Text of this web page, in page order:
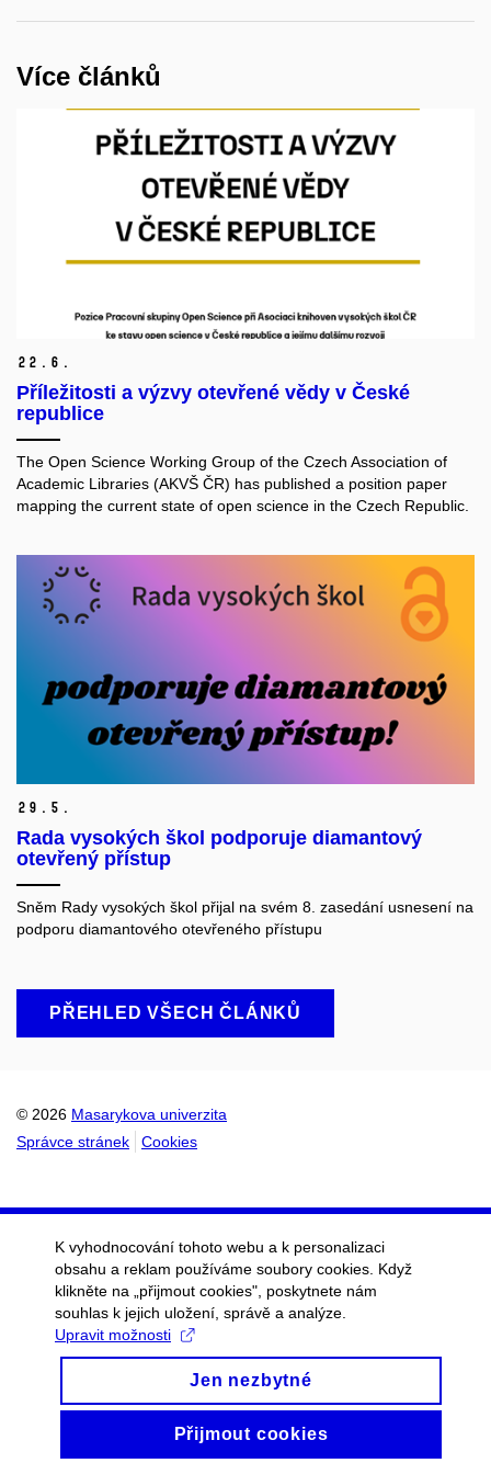
Více článků
22. 6.
Příležitosti a výzvy otevřené vědy v České
republice
The Open Science Working Group of the Czech Association of
Academic Libraries (AKVŠ ČR) has published a position paper
mapping the current state of open science in the Czech Republic.
29. 5.
Rada vysokých škol podporuje diamantový
otevřený přístup
Sněm Rady vysokých škol přijal na svém 8. zasedání usnesení na
podporu diamantového otevřeného přístupu
PŘEHLED VŠECH ČLÁNKŮ
© 2026 Masarykova univerzita
Správce stránek
Cookies
K vyhodnocování tohoto webu a k personalizaci
obsahu a reklam používáme soubory cookies. Když
klikněte na „přijmout cookies", poskytnete nám
souhlas k jejich uložení, správě a analýze.
Upravit možnosti
Jen nezbytné
Přijmout cookies